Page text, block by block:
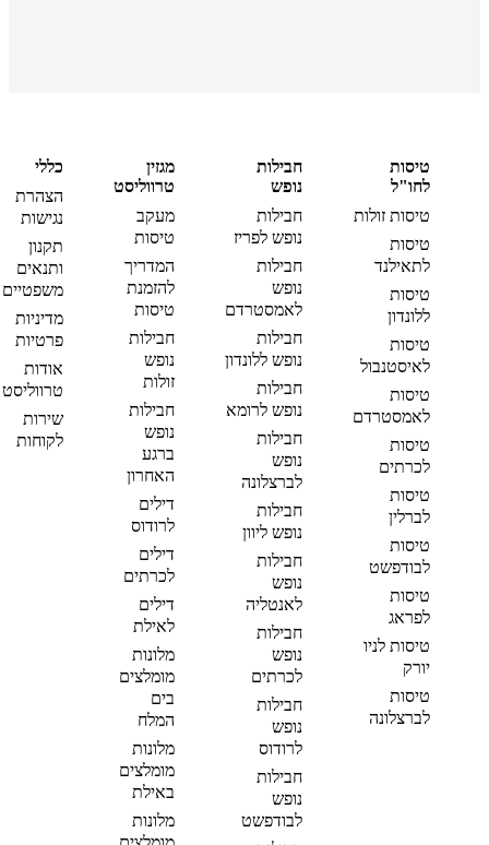
טיסות
לחו"ל
טיסות זולות
טיסות
לתאילנד
טיסות
ללונדון
טיסות
לאיסטנבול
טיסות
לאמסטרדם
טיסות
לכרתים
טיסות
לברלין
טיסות
לבודפשט
טיסות
לפראג
טיסות לניו
יורק
טיסות
לברצלונה
חבילות
נופש
חבילות
נופש לפריז
חבילות
נופש
לאמסטרדם
חבילות
נופש ללונדון
חבילות
נופש לרומא
חבילות
נופש
לברצלונה
חבילות
נופש ליוון
חבילות
נופש
לאנטליה
חבילות
נופש
לכרתים
חבילות
נופש
לרודוס
חבילות
נופש
לבודפשט
מגזין
טרווליסט
מעקב
טיסות
המדריך
להזמנת
טיסות
חבילות
נופש
זולות
חבילות
נופש
ברגע
האחרון
דילים
לרודוס
דילים
לכרתים
דילים
לאילת
מלונות
מומלצים
בים
המלח
מלונות
מומלצים
באילת
מלונות
כללי
הצהרת
נגישות
תקנון
ותנאים
משפטיים
מדיניות
פרטיות
אודות
טרווליסט
שירות
לקוחות